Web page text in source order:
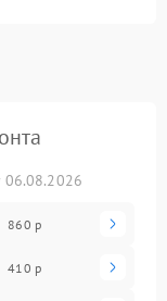
06.08.2026
860 р
410 р